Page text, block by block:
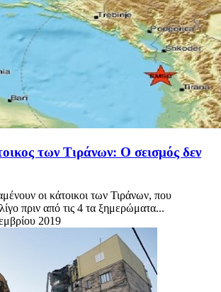
των Τιράνων: Ο σεισμός δεν
οι κάτοικοι των Τιράνων, που
πριν από τις 4 τα ξημερώματα...
2019